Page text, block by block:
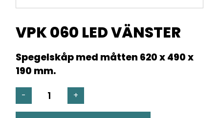
VPK 060 LED VÄNSTER
Spegelskåp med måtten 620 x 490 x
190 mm.
-
VPK
060
+